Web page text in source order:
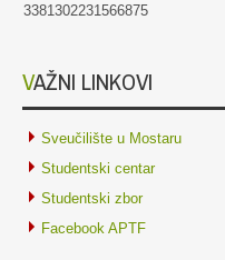
3381302231566875
VAŽNI LINKOVI
Sveučilište u Mostaru
Studentski centar
Studentski zbor
Facebook APTF